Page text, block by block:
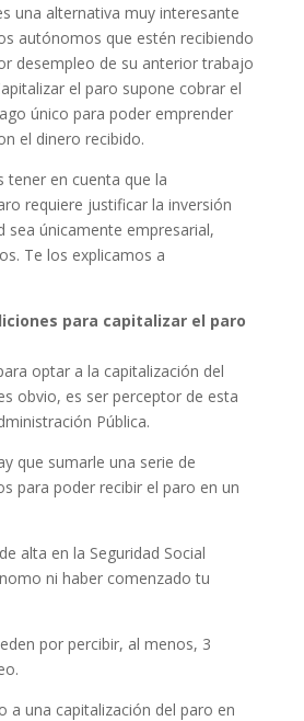
una alternativa muy interesante
autónomos que estén recibiendo
desempleo de su anterior trabajo
el paro supone cobrar el
único para poder emprender
el dinero recibido.
tener en cuenta que la
requiere justificar la inversión
sea únicamente empresarial,
Te los explicamos a
para capitalizar el paro
optar a la capitalización del
obvio, es ser perceptor de esta
Pública.
que sumarle una serie de
para poder recibir el paro en un
alta en la Seguridad Social
ni haber comenzado tu
por percibir, al menos, 3
a una capitalización del paro en